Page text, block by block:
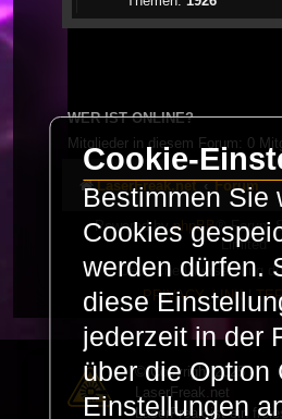
WER IST ONLINE?
Mitglieder in diesem Forum: 0
LaserFreak.net Forum
Powered byphpBB® Forum
Limited
Deutsche Übersetzung
PRIVACY_LINK|
© Copyright 2025 -
LaserFreak.net
LaserFreak ist ein
Cookie-
Bestimmen Sie
Cookies
werden dürfen.
diese
jederzeit in der
über die Option
Einstellungen